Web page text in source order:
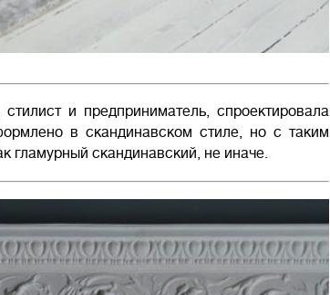
и предприниматель, спроектировала
в скандинавском стиле, но с таким
гламурный скандинавский, не иначе.